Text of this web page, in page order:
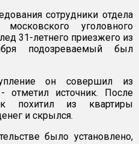
сотрудники отдела
уголовного
31-летнего приезжего из
подозреваемый был
он совершил из
отметил источник. После
похитил из квартиры
и скрылся.
было установлено,